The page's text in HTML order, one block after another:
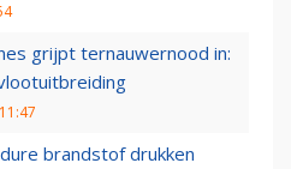
grijpt ternauwernood in:
brandstof drukken